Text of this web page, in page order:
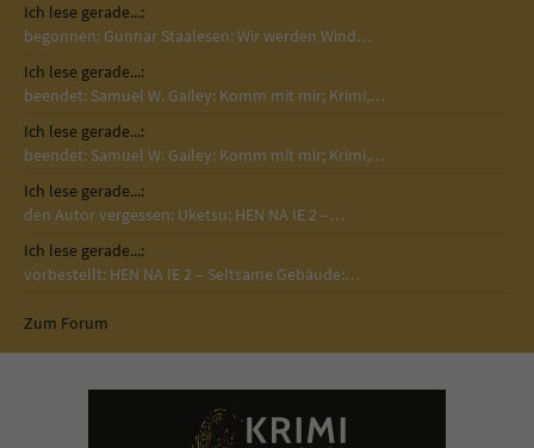
Ich lese gerade...:
begonnen: Gunnar Staalesen: Wir werden Wind…
Ich lese gerade...:
beendet: Samuel W. Gailey: Komm mit mir; Krimi,…
Ich lese gerade...:
beendet: Samuel W. Gailey: Komm mit mir; Krimi,…
Ich lese gerade...:
den Autor vergessen: Uketsu: HEN NA IE 2 –…
Ich lese gerade...:
vorbestellt: HEN NA IE 2 – Seltsame Gebäude:…
Zum Forum